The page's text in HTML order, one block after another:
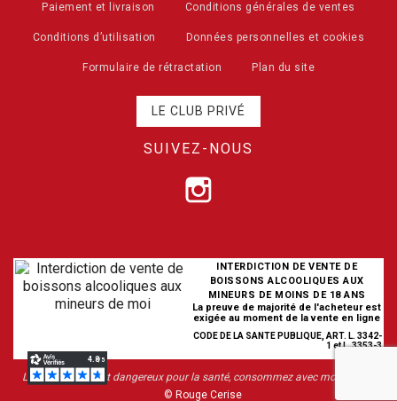
Paiement et livraison Conditions générales de ventes
Conditions d’utilisation Données personnelles et cookies
Formulaire de rétractation Plan du site
LE CLUB PRIVÉ
SUIVEZ-NOUS
INTERDICTION DE VENTE DE
BOISSONS ALCOOLIQUES AUX
MINEURS DE MOINS DE 18 ANS
La preuve de majorité de l'acheteur est
exigée au moment de la vente en ligne
CODE DE LA SANTE PUBLIQUE, ART. L. 3342-
1 et L. 3353-3
L’abus d’alcool est dangereux pour la santé, consommez avec modération
© Rouge Cerise